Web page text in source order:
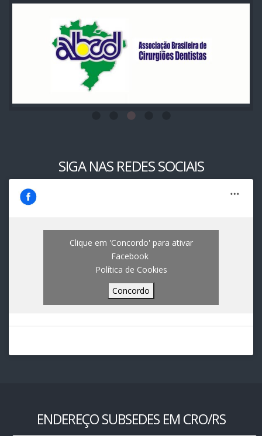
SIGA NAS REDES SOCIAIS
Clique em 'Concordo' para ativar
Facebook
Política de Cookies
Concordo
ENDEREÇO SUBSEDES EM CRO/RS